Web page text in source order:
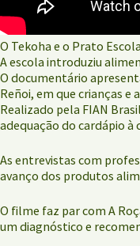
O Tekoha e o Prato
A escola introduziu
O documentário
Reñoi, em que crianças
Realizado pela FIAN
adequação do cardápio
As entrevistas com
avanço dos produtos
O filme faz par com A
um diagnóstico e